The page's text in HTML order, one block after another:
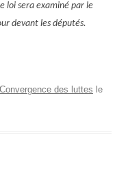
loisera examiné par le
devant les députés.
Convergence des luttes le